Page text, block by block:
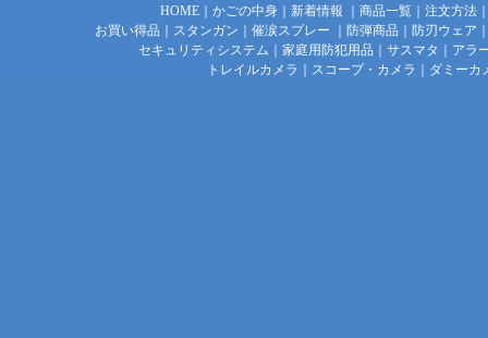
HOME｜ かごの中身｜ 新着情報 商品一覧｜ 注文方法
お買い得品
スタンガン 催涙スプレー 防弾商品 防刃ウェア
セキュリティシステム
家庭用防犯用品 サスマタ
アラ
トレイルカメラ
スコープ・カメラ ダミーカ